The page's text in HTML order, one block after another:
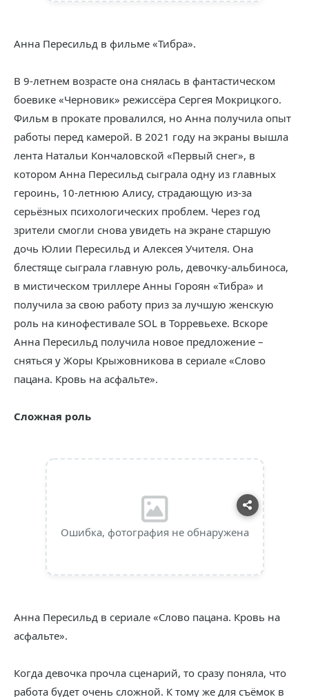
Анна Пересильд в фильме «Тибра».
В 9-летнем возрасте она снялась в фантастическом
боевике «Черновик» режиссёра Сергея Мокрицкого.
Фильм в прокате провалился, но Анна получила опыт
работы перед камерой. В 2021 году на экраны вышла
лента Натальи Кончаловской «Первый снег», в
котором Анна Пересильд сыграла одну из главных
героинь, 10-летнюю Алису, страдающую из-за
серьёзных психологических проблем. Через год
зрители смогли снова увидеть на экране старшую
дочь Юлии Пересильд и Алексея Учителя. Она
блестяще сыграла главную роль, девочку-альбиноса,
в мистическом триллере Анны Гороян «Тибра» и
получила за свою работу приз за лучшую женскую
роль на кинофестивале SOL в Торревьехе. Вскоре
Анна Пересильд получила новое предложение –
сняться у Жоры Крыжовникова в сериале «Слово
пацана. Кровь на асфальте».
Сложная роль
Ошибка, фотография не обнаружена
Анна Пересильд в сериале «Слово пацана. Кровь на
асфальте».
Когда девочка прочла сценарий, то сразу поняла, что
работа будет очень сложной. К тому же для съёмок в